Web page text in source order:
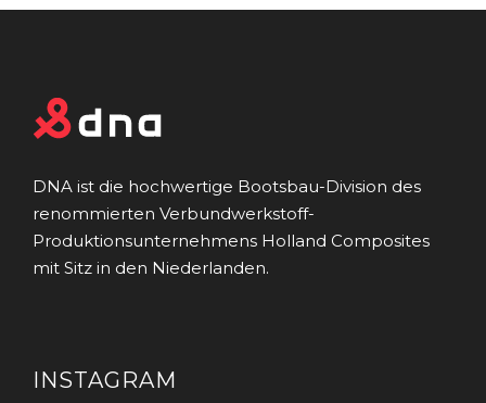
DNA ist die hochwertige Bootsbau-Division des
renommierten Verbundwerkstoff-
Produktionsunternehmens Holland Composites
mit Sitz in den Niederlanden.
INSTAGRAM